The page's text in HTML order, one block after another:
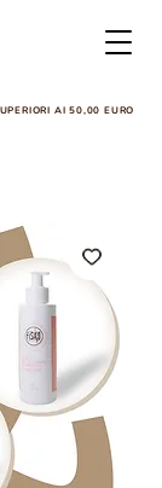
AI 50,00 EURO​